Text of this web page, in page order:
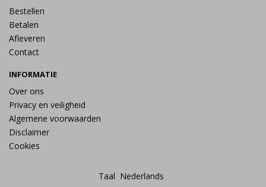
Bestellen
Betalen
Afleveren
Contact
INFORMATIE
Over ons
Privacy en veiligheid
Algemene voorwaarden
Disclaimer
Cookies
Taal